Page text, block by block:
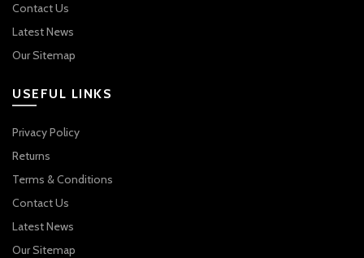
Contact Us
Latest News
Our Sitemap
USEFUL LINKS
Privacy Policy
Returns
Terms & Conditions
Contact Us
Latest News
Our Sitemap